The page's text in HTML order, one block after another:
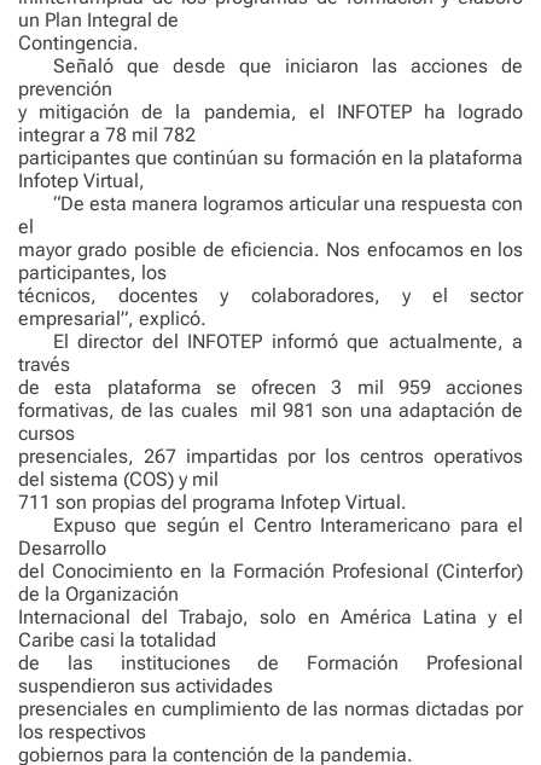
un Plan Integral de
Contingencia.
Señaló que desde que iniciaron las acciones de
prevención
y mitigación de la pandemia, el INFOTEP ha logrado
integrar a 78 mil 782
participantes que continúan su formación en la plataforma
Infotep Virtual,
“De esta manera logramos articular una respuesta con
el
mayor grado posible de eficiencia. Nos enfocamos en los
participantes, los
técnicos, docentes y colaboradores, y el sector
empresarial”, explicó.
El director del INFOTEP informó que actualmente, a
través
de esta plataforma se ofrecen 3 mil 959 acciones
formativas, de las cuales mil 981 son una adaptación de
cursos
presenciales, 267 impartidas por los centros operativos
del sistema (COS) y mil
711 son propias del programa Infotep Virtual.
Expuso que según el Centro Interamericano para el
Desarrollo
del Conocimiento en la Formación Profesional (Cinterfor)
de la Organización
Internacional del Trabajo, solo en América Latina y el
Caribe casi la totalidad
de las instituciones de Formación Profesional
suspendieron sus actividades
presenciales en cumplimiento de las normas dictadas por
los respectivos
gobiernos para la contención de la pandemia.